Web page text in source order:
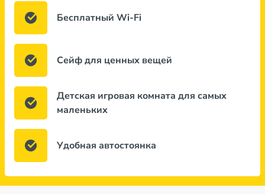
Бесплатный Wi-Fi
Сейф для ценных вещей
Детская игровая комната для самых
маленьких
Удобная автостоянка